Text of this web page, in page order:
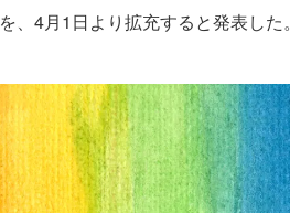
4月1日より拡充すると発表した。